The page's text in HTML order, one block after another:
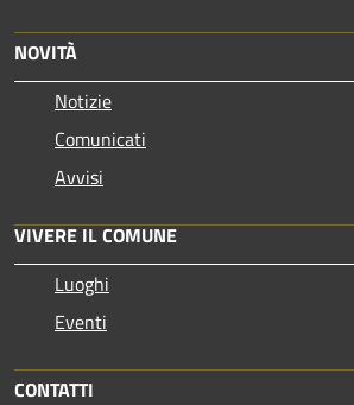
NOVITÀ
Notizie
Comunicati
Avvisi
VIVERE IL COMUNE
Luoghi
Eventi
CONTATTI